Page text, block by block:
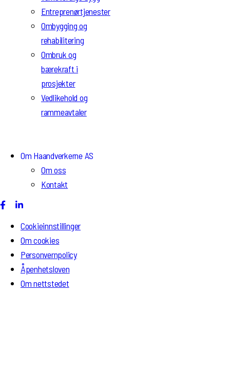
Entreprenørtjenester
Ombygging og
rehabilitering
Ombruk og
bærekraft i
prosjekter
Vedlikehold og
rammeavtaler
Om Haandverkerne AS
Om oss
Kontakt
Cookieinnstillinger
Om cookies
Personvernpolicy
Åpenhetsloven
Om nettstedet